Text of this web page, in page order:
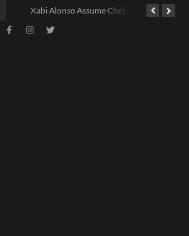
Xabi Alonso Assume Chelsea: Nova Estratégia Gerencial e Contrato Até 2030